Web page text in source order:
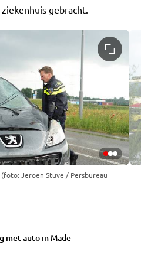
gebracht.
Jeroen Stuve / Persbureau
met auto in Made